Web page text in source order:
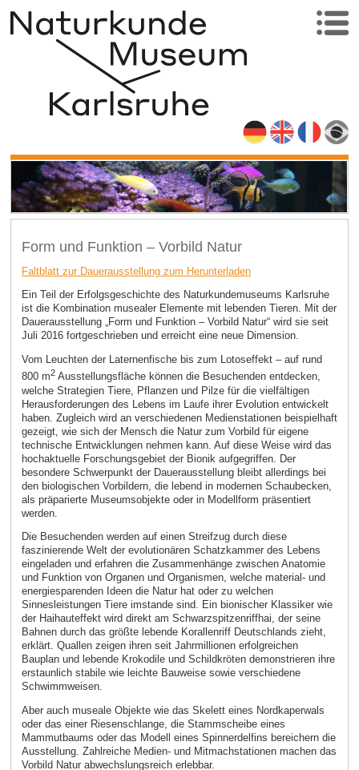
Form und Funktion – Vorbild Natur
Faltblatt zur Dauerausstellung zum Herunterladen
Ein Teil der Erfolgsgeschichte des Naturkundemuseums Karlsruhe
ist die Kombination musealer Elemente mit lebenden Tieren. Mit der
Dauerausstellung „Form und Funktion – Vorbild Natur“ wird sie seit
Juli 2016 fortgeschrieben und erreicht eine neue Dimension.
Vom Leuchten der Laternenfische bis zum Lotoseffekt – auf rund
800 m2Ausstellungsfläche können die Besuchenden entdecken,
welche Strategien Tiere, Pflanzen und Pilze für die vielfältigen
Herausforderungen des Lebens im Laufe ihrer Evolution entwickelt
haben. Zugleich wird an verschiedenen Medienstationen beispielhaft
gezeigt, wie sich der Mensch die Natur zum Vorbild für eigene
technische Entwicklungen nehmen kann. Auf diese Weise wird das
hochaktuelle Forschungsgebiet der Bionik aufgegriffen. Der
besondere Schwerpunkt der Dauerausstellung bleibt allerdings bei
den biologischen Vorbildern, die lebend in modernen Schaubecken,
als präparierte Museumsobjekte oder in Modellform präsentiert
werden.
Die Besuchenden werden auf einen Streifzug durch diese
faszinierende Welt der evolutionären Schatzkammer des Lebens
eingeladen und erfahren die Zusammenhänge zwischen Anatomie
und Funktion von Organen und Organismen, welche material- und
energiesparenden Ideen die Natur hat oder zu welchen
Sinnesleistungen Tiere imstande sind. Ein bionischer Klassiker wie
der Haihauteffekt wird direkt am Schwarzspitzenriffhai, der seine
Bahnen durch das größte lebende Korallenriff Deutschlands zieht,
erklärt. Quallen zeigen ihren seit Jahrmillionen erfolgreichen
Bauplan und lebende Krokodile und Schildkröten demonstrieren ihre
erstaunlich stabile wie leichte Bauweise sowie verschiedene
Schwimmweisen.
Aber auch museale Objekte wie das Skelett eines Nordkaperwals
oder das einer Riesenschlange, die Stammscheibe eines
Mammutbaums oder das Modell eines Spinnerdelfins bereichern die
Ausstellung. Zahlreiche Medien- und Mitmachstationen machen das
Vorbild Natur abwechslungsreich erlebbar.